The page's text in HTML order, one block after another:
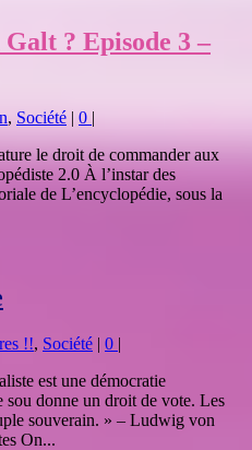
? Episode 3 –
, Société | 0 |
le droit de commander aux
2.0 À l’instar des
de L’encyclopédie, sous la
!!, Société | 0 |
est une démocratie
sou donne un droit de vote. Les
souverain. » – Ludwig von
On...